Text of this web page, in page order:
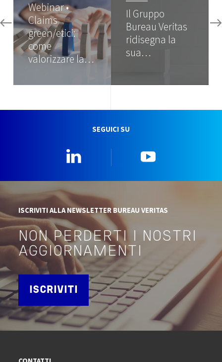
Webinar •
Claims
green/etici:
come
valorizzare la…
Il Gruppo
Bureau Veritas
ridisegna la
sua…
SEGUICI SU
ISCRIVITI ALLA NEWSLETTER BUREAU VERITAS
NON PERDERTI I NOSTRI
AGGIORNAMENTI
ISCRIVITI